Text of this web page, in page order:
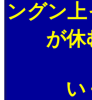
ングン
が休む
いくら